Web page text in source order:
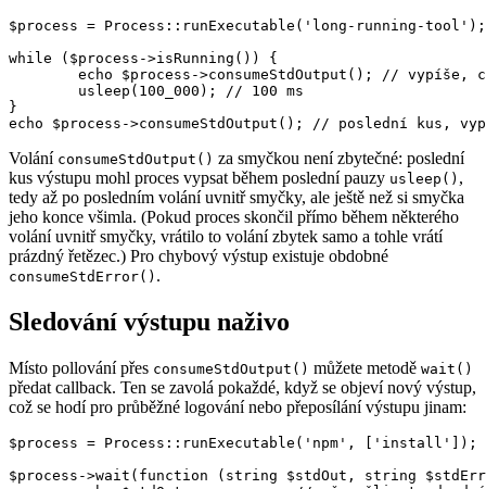
$process = Process::runExecutable('long-running-tool');
while ($process->isRunning()) {
}
Volání consumeStdOutput() za smyčkou není zbytečné: poslední
kus výstupu mohl proces vypsat během poslední pauzy usleep() ,
tedy až po posledním volání uvnitř smyčky, ale ještě než si smyčka
jeho konce všimla. (Pokud proces skončil přímo během některého
volání uvnitř smyčky, vrátilo to volání zbytek samo a tohle vrátí
prázdný řetězec.) Pro chybový výstup existuje obdobné
consumeStdError() .
Sledování výstupu naživo
Místo pollování přes consumeStdOutput() můžete metodě wait()
předat callback. Ten se zavolá pokaždé, když se objeví nový výstup,
což se hodí pro průběžné logování nebo přeposílání výstupu jinam:
$process = Process::runExecutable('npm', ['install']);
$process->wait(function (string $stdOut, string